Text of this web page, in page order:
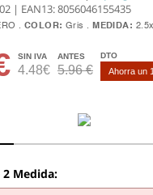
| EAN13:8056046155435
COLOR: Gris MEDIDA:
SIN IVA
4.48€
ANTES
5.96 €
DTO
Ahorra un
Medida: